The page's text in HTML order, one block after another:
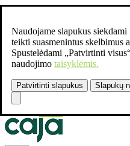
Naudojame slapukus
teikti suasmenintus skelbimus
Spustelėdami „Patvirtinti
naudojimo taisyklėmis.
Patvirtinti slapukus Slapukų
Susisiekite:
Skip to Content